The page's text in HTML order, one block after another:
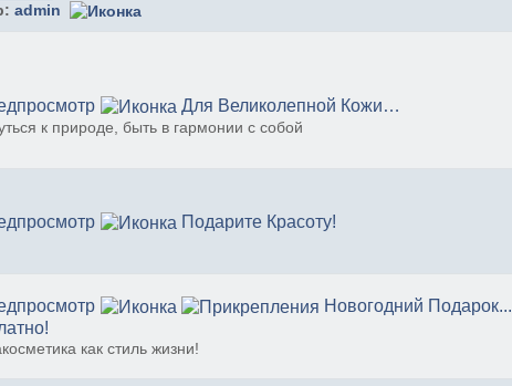
admin
Для Великолепной Кожи…
к природе, быть в гармонии с собой
Подарите Красоту!
Новогодний Подарок...
как стиль жизни!